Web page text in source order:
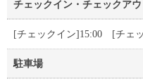
チェックイン・チェックアウ
[チェックイン]15:00 [チェ
駐車場